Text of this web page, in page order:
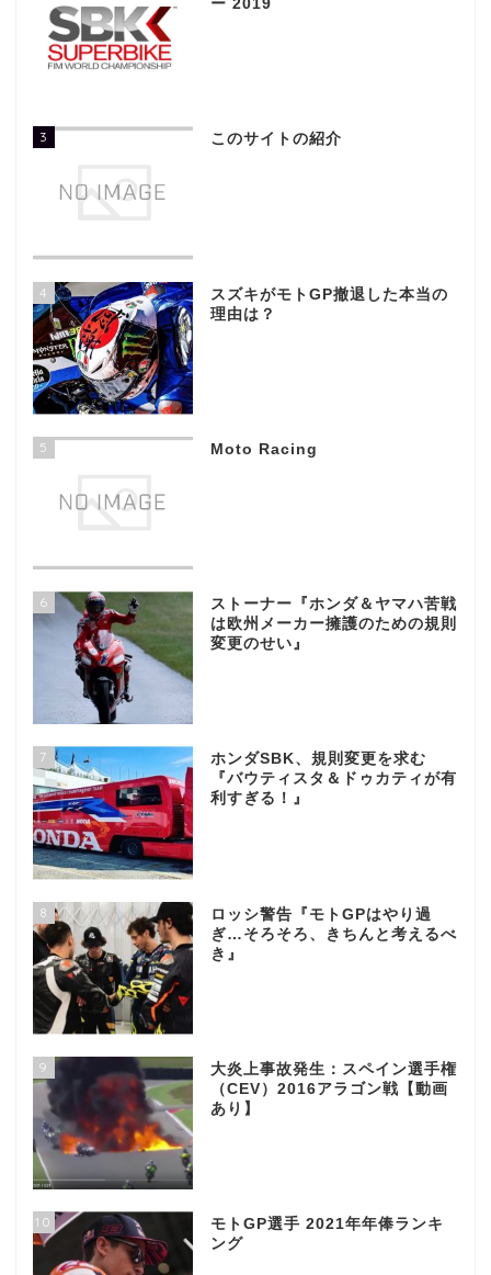
ー 2019
3 このサイトの紹介
4
スズキがモトGP撤退した本当の
理由は？
5 Moto Racing
6
ストーナー『ホンダ＆ヤマハ苦戦
は欧州メーカー擁護のための規則
変更のせい』
7
ホンダSBK、規則変更を求む
『バウティスタ＆ドゥカティが有
利すぎる！』
8
ロッシ警告『モトGPはやり過
ぎ…そろそろ、きちんと考えるべ
き』
9
大炎上事故発生：スペイン選手権
（CEV）2016アラゴン戦【動画
あり】
10
モトGP選手 2021年年俸ランキ
ング